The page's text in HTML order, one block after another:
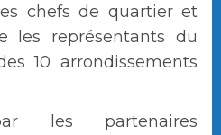
chefs de quartier et
les représentants du
10 arrondissements
les partenaires